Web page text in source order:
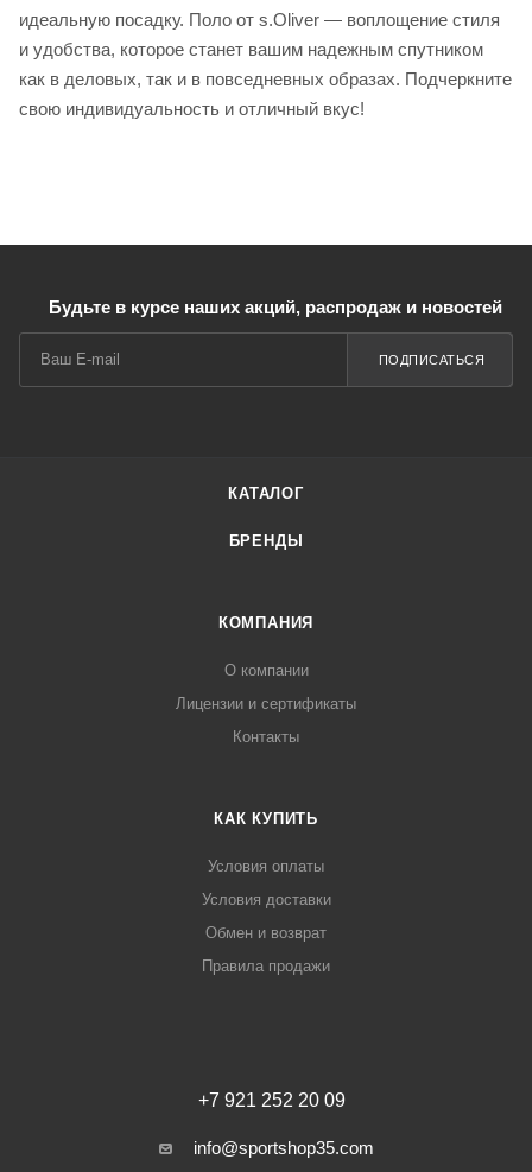
идеальную посадку. Поло от s.Oliver — воплощение стиля
и удобства, которое станет вашим надежным спутником
как в деловых, так и в повседневных образах. Подчеркните
свою индивидуальность и отличный вкус!
Будьте в курсе наших акций, распродаж и новостей
ПОДПИСАТЬСЯ
КАТАЛОГ
БРЕНДЫ
КОМПАНИЯ
О компании
Лицензии и сертификаты
Контакты
КАК КУПИТЬ
Условия оплаты
Условия доставки
Обмен и возврат
Правила продажи
+7 921 252 20 09
info@sportshop35.com